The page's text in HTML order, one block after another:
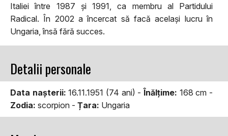
Italiei între 1987 și 1991, ca membru al Partidului
Radical. În 2002 a încercat să facă același lucru în
Ungaria, însă fără succes.
Detalii personale
Data naşterii: 16.11.1951 (74 ani) -Înălţime: 168 cm -
Zodia: scorpion - Țara: Ungaria